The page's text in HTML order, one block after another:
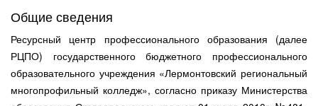
Общие сведения
Ресурсный центр профессионального образования (далее
РЦПО) государственного бюджетного профессионального
образовательного учреждения «Лермонтовский региональный
многопрофильный колледж», согласно приказу Министерства